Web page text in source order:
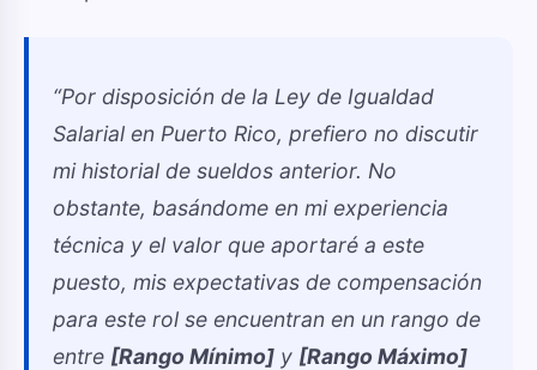
“Por disposición de la Ley de Igualdad
Salarial en Puerto Rico, prefiero no discutir
mi historial de sueldos anterior. No
obstante, basándome en mi experiencia
técnica y el valor que aportaré a este
puesto, mis expectativas de compensación
para este rol se encuentran en un rango de
entre [Rango Mínimo] y [Rango Máximo]